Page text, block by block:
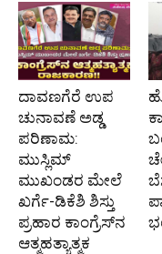
ದಾವಣಗೆರೆ ಉಪ
ಚುನಾವಣೆ ಅಡ್ಡ
ಪರಿಣಾಮ:
ಮುಸ್ಲಿಮ್
ಮುಖಂಡರ ಮೇಲೆ
ಖರ್ಗೆ-ಡಿಕೆಶಿ ಶಿಸ್ತು
ಪ್ರಹಾರ ಕಾಂಗ್ರೆಸ್‌ನ
ಆತ್ಮಹತ್ಯಾತ್ಮಕ